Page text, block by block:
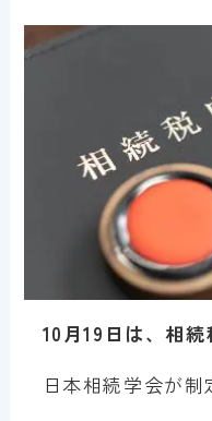
10月19日は、相
日本相続学会が制